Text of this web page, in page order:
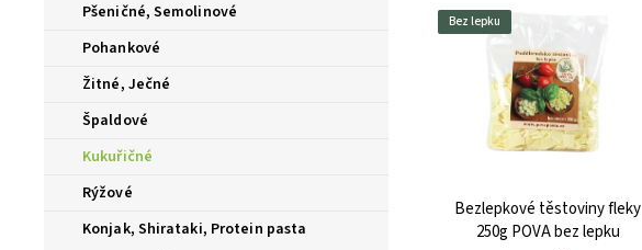
Pšeničné, Semolinové
Pohankové
Žitné, Ječné
Špaldové
Kukuřičné
Rýžové
Konjak, Shirataki, Protein pasta
Bez lepku
Bezlepkové těstoviny fleky
250g POVA bez lepku